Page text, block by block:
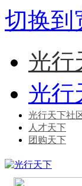
切换到
光行
光行
光行天下社
人才天下
团购天下